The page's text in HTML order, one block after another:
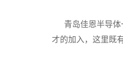
青岛佳恩半导体
才的加入，这里既